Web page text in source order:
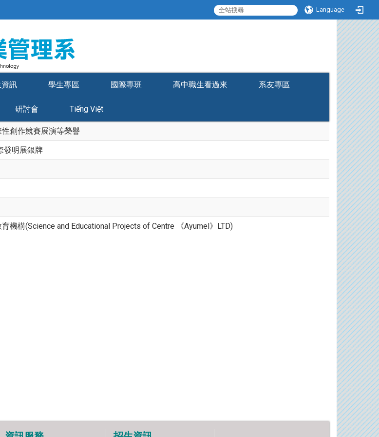
Language
訊 學生專區 國際專班 高中職生看過來 系友專區
研討會 Tiếng Việt
創作競賽展演等榮譽
發明展銀牌
機構(Science and Educational Projects of Centre 《Ayumel》LTD)